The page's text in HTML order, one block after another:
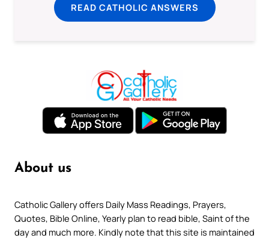
READ CATHOLIC ANSWERS
About us
Catholic Gallery offers Daily Mass Readings, Prayers,
Quotes, Bible Online, Yearly plan to read bible, Saint of the
day and much more. Kindly note that this site is maintained